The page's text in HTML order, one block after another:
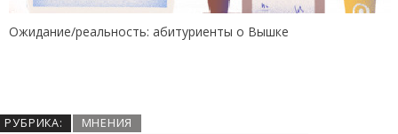
Ожидание/реальность: абитуриенты о Вышке
РУБРИКА:
МНЕНИЯ